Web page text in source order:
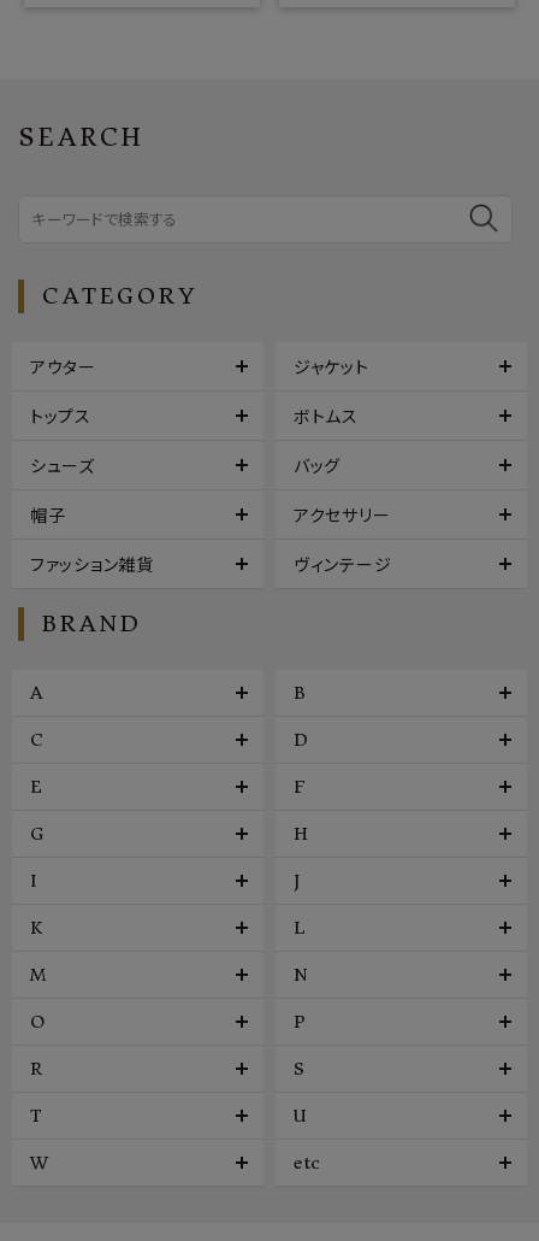
SEARCH
CATEGORY
アウター ジャケット
トップス ボトムス
シューズ バッグ
帽子 アクセサリー
ファッション雑貨 ヴィンテージ
BRAND
A B
C D
E F
G H
I J
K L
M N
O P
R S
T U
W etc